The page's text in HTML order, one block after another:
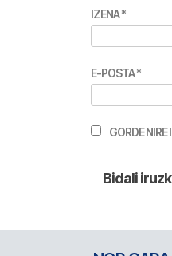
IZENA*
E-POSTA*
GORDE